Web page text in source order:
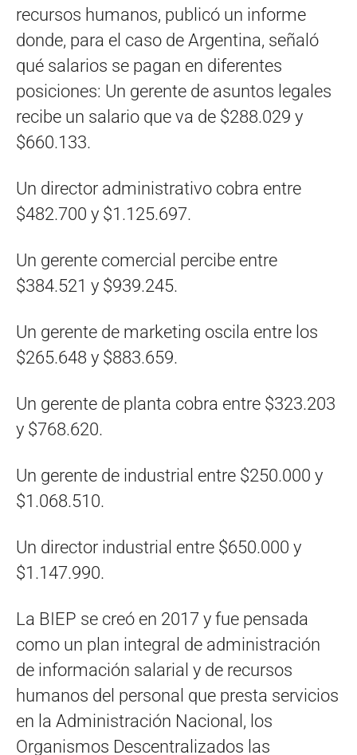
recursos humanos, publicó un informe
donde, para el caso de Argentina, señaló
qué salarios se pagan en diferentes
posiciones: Un gerente de asuntos legales
recibe un salario que va de $288.029 y
$660.133.
Un director administrativo cobra entre
$482.700 y $1.125.697.
Un gerente comercial percibe entre
$384.521 y $939.245.
Un gerente de marketing oscila entre los
$265.648 y $883.659.
Un gerente de planta cobra entre $323.203
y $768.620.
Un gerente de industrial entre $250.000 y
$1.068.510.
Un director industrial entre $650.000 y
$1.147.990.
La BIEP se creó en 2017 y fue pensada
como un plan integral de administración
de información salarial y de recursos
humanos del personal que presta servicios
en la Administración Nacional, los
Organismos Descentralizados las